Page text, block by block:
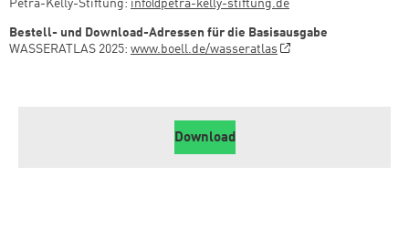
Petra-Kelly-Stiftung: info@petra-kelly-stiftung.de
Bestell- und Download-Adressen für die Basisausgabe
WASSERATLAS 2025: www.boell.de/wasseratlas
Download